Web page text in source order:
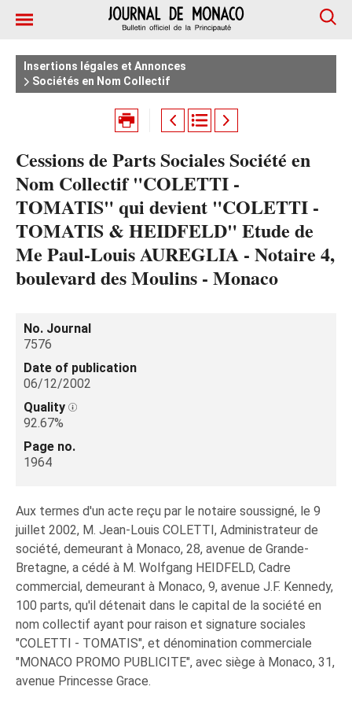
Insertions légales et Annonces
Sociétés en Nom Collectif
Cessions de Parts Sociales Société en
Nom Collectif "COLETTI -
TOMATIS" qui devient "COLETTI -
TOMATIS & HEIDFELD" Etude de
Me Paul-Louis AUREGLIA - Notaire 4,
boulevard des Moulins - Monaco
No. Journal
7576
Date of publication
06/12/2002
Quality
92.67%
Page no.
1964
Aux termes d'un acte reçu par le notaire soussigné, le 9
juillet 2002, M. Jean-Louis COLETTI, Administrateur de
société, demeurant à Monaco, 28, avenue de Grande-
Bretagne, a cédé à M. Wolfgang HEIDFELD, Cadre
commercial, demeurant à Monaco, 9, avenue J.F. Kennedy,
100 parts, qu'il détenait dans le capital de la société en
nom collectif ayant pour raison et signature sociales
"COLETTI - TOMATIS", et dénomination commerciale
"MONACO PROMO PUBLICITE", avec siège à Monaco, 31,
avenue Princesse Grace.